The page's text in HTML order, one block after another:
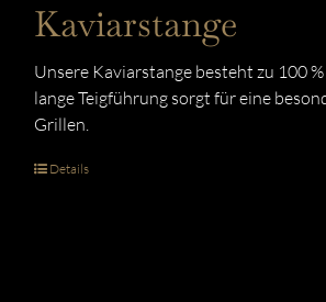
Kaviarstange
Unsere Kaviarstange besteht zu 100
lange Teigführung sorgt für eine
Grillen.
Details